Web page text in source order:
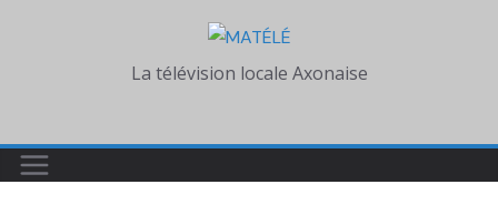
La télévision locale Axonaise